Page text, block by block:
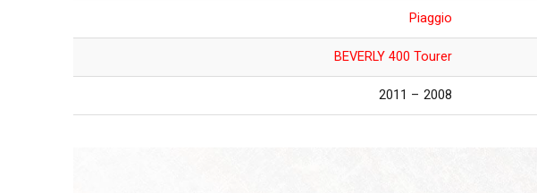
Piaggio
BEVERLY 400 Tourer
2008 – 2011